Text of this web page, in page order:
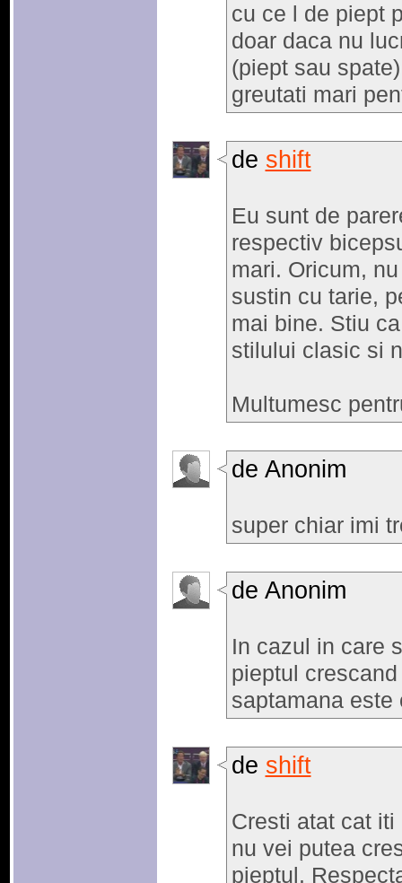
cu ce l de piept
doar daca nu
(piept sau
greutati mari
de shift
Eu sunt de
respectiv
mari. Oricum,
sustin cu tarie,
mai bine. Stiu
stilului clasic si
Multumesc
de Anonim
super chiar imi
de Anonim
In cazul in care
pieptul
saptamana este
de shift
Cresti atat cat
nu vei putea
pieptul.